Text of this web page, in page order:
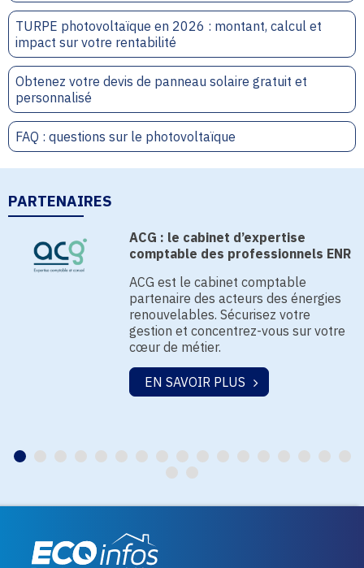
TURPE photovoltaïque en 2026 : montant, calcul et
impact sur votre rentabilité
Obtenez votre devis de panneau solaire gratuit et
personnalisé
FAQ : questions sur le photovoltaïque
PARTENAIRES
ACG : le cabinet d’expertise
comptable des professionnels ENR
ACG est le cabinet comptable
partenaire des acteurs des énergies
renouvelables. Sécurisez votre
gestion et concentrez-vous sur votre
cœur de métier.
EN SAVOIR PLUS